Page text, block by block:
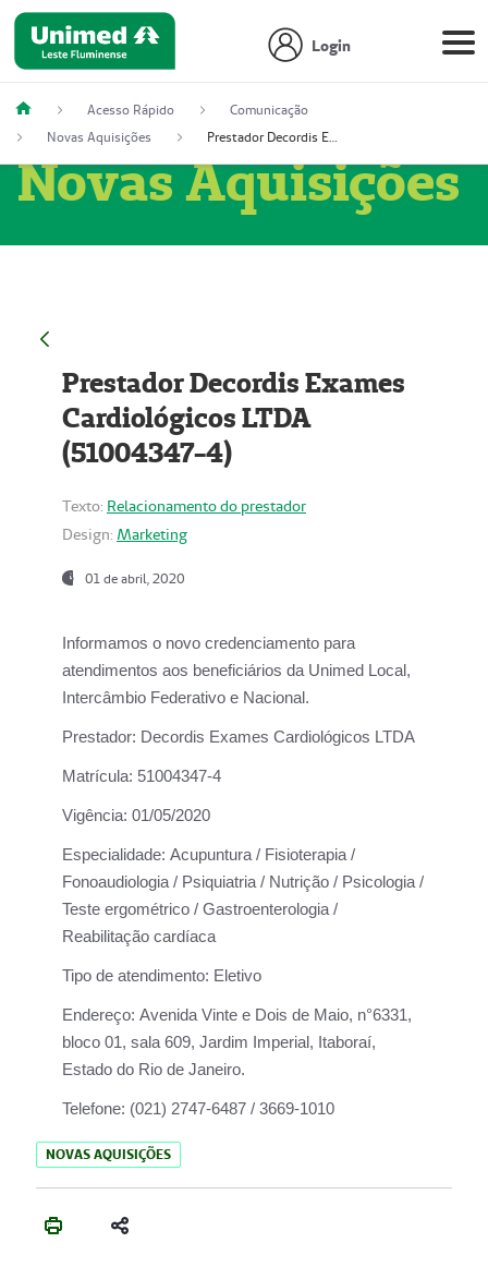
Login
Acesso Rápido
Comunicação
Novas Aquisições
Prestador Decordis Exames Cardiológicos LTDA (51004347-4)
Novas Aquisições
Prestador Decordis Exames
Cardiológicos LTDA
(51004347-4)
Texto: Relacionamento do prestador
Design: Marketing
01 de abril, 2020
Informamos o novo credenciamento para
atendimentos aos beneficiários da Unimed Local,
Intercâmbio Federativo e Nacional.
Prestador: Decordis Exames Cardiológicos LTDA
Matrícula: 51004347-4
Vigência: 01/05/2020
Especialidade: Acupuntura / Fisioterapia /
Fonoaudiologia / Psiquiatria / Nutrição / Psicologia /
Teste ergométrico / Gastroenterologia /
Reabilitação cardíaca
Tipo de atendimento: Eletivo
Endereço: Avenida Vinte e Dois de Maio, n°6331,
bloco 01, sala 609, Jardim Imperial, Itaboraí,
Estado do Rio de Janeiro.
Telefone: (021) 2747-6487 / 3669-1010
NOVAS AQUISIÇÕES